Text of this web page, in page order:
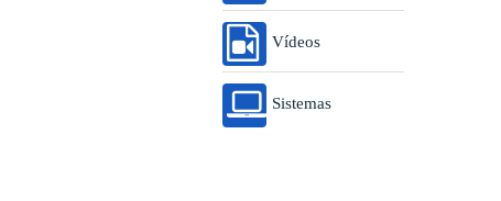
Vídeos
Sistemas